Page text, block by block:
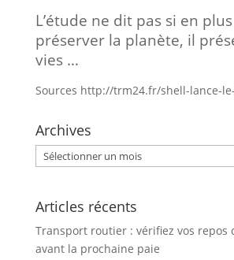
L’étude ne dit pas si en
préserver la planète, il
vies …
Sources http://trm24.fr/shell-lance-
Archives
Archives
Articles récents
Transport routier : vérifiez vos repos
avant la prochaine paie